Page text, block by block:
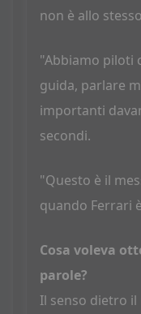
non è allo
"Abbiamo piloti
guida, parlare
importanti
secondi.
"Questo è il
quando Ferrari
Cosa voleva
parole?
Il senso dietro